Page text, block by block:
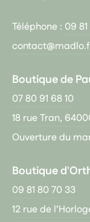
Téléphone : 09
Boutique de
07 80 91 68 10
18 rue Tran,
Ouverture du
Boutique
09 81 80 70 33
12 rue de